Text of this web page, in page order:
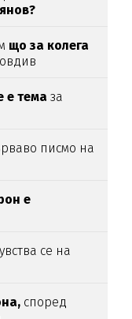
що за колега
е темаза
писмо на
е
се на
според